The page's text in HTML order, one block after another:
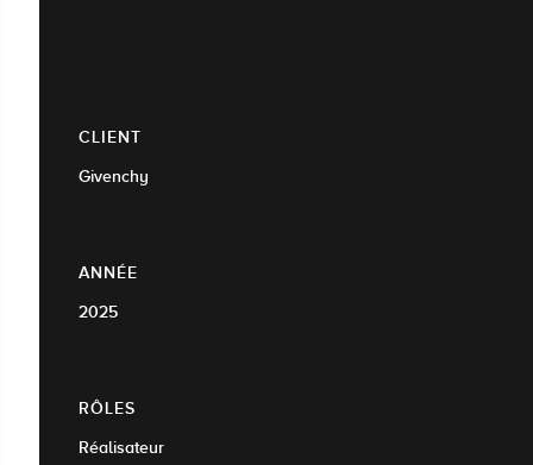
CLIENT
Givenchy
ANNÉE
2025
RÔLES
Réalisateur